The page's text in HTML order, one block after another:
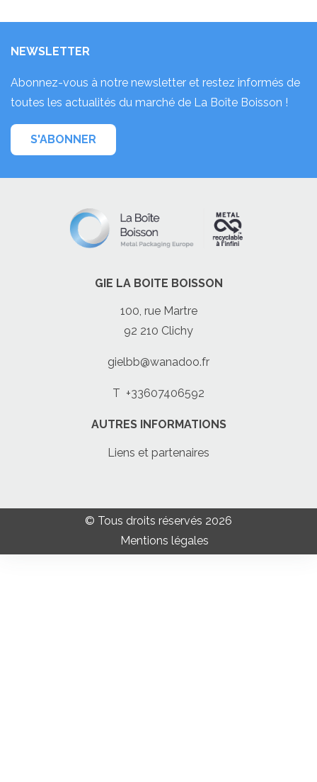
NEWSLETTER
Abonnez-vous à notre newsletter et restez informés de
toutes les actualités du marché de La Boîte Boisson !
S'ABONNER
GIE LA BOITE BOISSON
100, rue Martre
92 210 Clichy
gielbb@wanadoo.fr
T +33607406592
AUTRES INFORMATIONS
Liens et partenaires
© Tous droits réservés 2026
Mentions légales